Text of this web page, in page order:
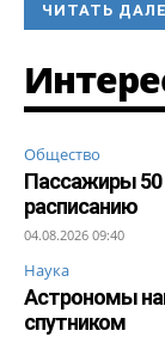
ЧИТАТЬ
Общество
Пассажиры 50
расписанию
04.08.2026 09:40
Наука
Астрономы
спутником